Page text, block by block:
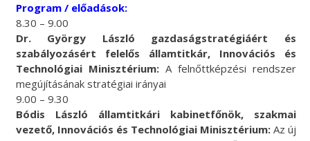
Program / előadások:
8.30 – 9.00
Dr. György László gazdaságstratégiáért és
szabályozásért felelős államtitkár, Innovációs és
Technológiai Minisztérium:A felnőttképzési rendszer
megújításának stratégiai irányai
9.00 – 9.30
Bódis László államtitkári kabinetfőnök, szakmai
vezető, Innovációs és Technológiai Minisztérium:Az új